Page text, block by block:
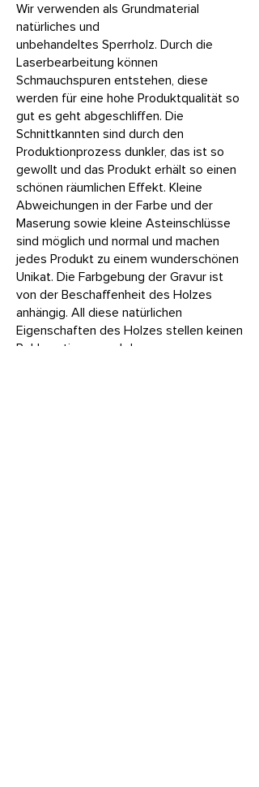
Wir verwenden als Grundmaterial
natürliches und
unbehandeltes Sperrholz. Durch die
Laserbearbeitung können
Schmauchspuren entstehen, diese
werden für eine hohe Produktqualität so
gut es geht abgeschliffen. Die
Schnittkannten sind durch den
Produktionprozess dunkler, das ist so
gewollt und das Produkt erhält so einen
schönen räumlichen Effekt. Kleine
Abweichungen in der Farbe und der
Maserung sowie kleine Asteinschlüsse
sind möglich und normal und machen
jedes Produkt zu einem wunderschönen
Unikat. Die Farbgebung der Gravur ist
von der Beschaffenheit des Holzes
anhängig. All diese natürlichen
Eigenschaften des Holzes stellen keinen
Reklamationsgrund dar.